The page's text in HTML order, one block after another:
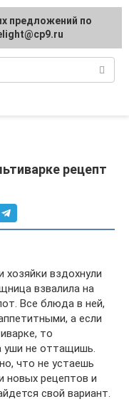
блюд
рецепт
вздохнули
взвалила на
Все блюда в ней,
а если
то
уши не оттащишь.
что не устаешь
новых рецептов и
свой вариант.
предложений по